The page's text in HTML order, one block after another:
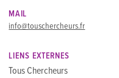
MAIL
info@touschercheurs.fr
LIENS EXTERNES
Tous Chercheurs